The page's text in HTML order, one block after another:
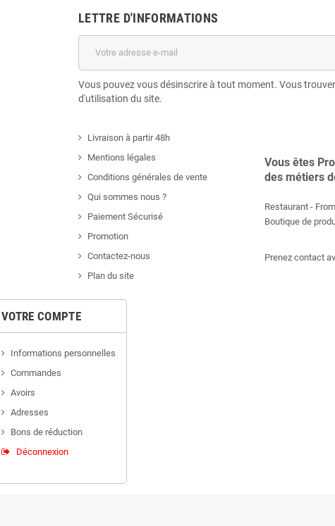
LETTRE D'INFORMATIONS
Vous pouvez vous désinscrire à tout moment. Vous
d'utilisation du site.
Livraison à partir 48h
Mentions légales
Conditions générales de vente
Qui sommes nous ?
Paiement Sécurisé
Promotion
Contactez-nous
Plan du site
Vous êtes
des métiers
Restaurant -
Boutique de
Prenez contact
VOTRE COMPTE
Informations personnelles
Commandes
Avoirs
Adresses
Bons de réduction
Déconnexion